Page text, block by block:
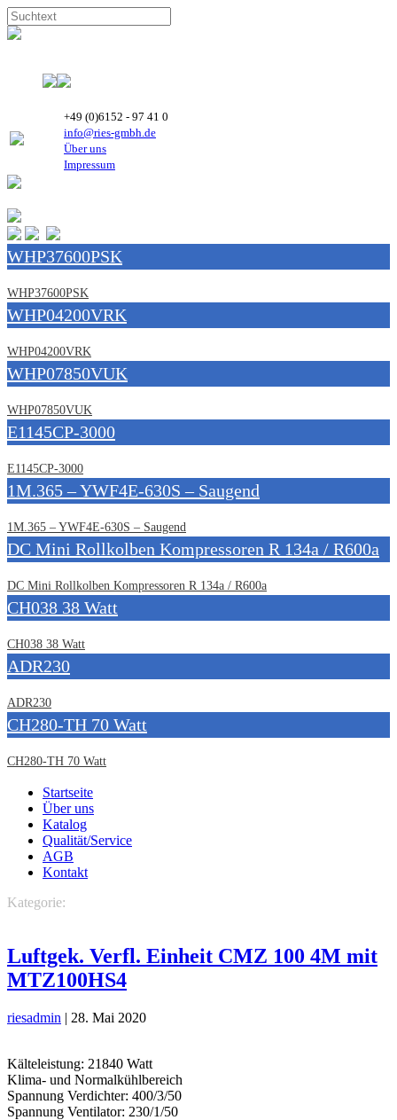
+49 (0)6152 - 97 41 0
info@ries-gmbh.de
Über uns
Impressum
WHP37600PSK
WHP37600PSK
WHP04200VRK
WHP04200VRK
WHP07850VUK
WHP07850VUK
E1145CP-3000
E1145CP-3000
1M.365 – YWF4E-630S – Saugend
1M.365 – YWF4E-630S – Saugend
DC Mini Rollkolben Kompressoren R 134a / R600a
DC Mini Rollkolben Kompressoren R 134a / R600a
CH038 38 Watt
CH038 38 Watt
ADR230
ADR230
CH280-TH 70 Watt
CH280-TH 70 Watt
Startseite
Über uns
Katalog
Qualität/Service
AGB
Kontakt
Kategorie:
Luftgek. Verfl. Einheit CMZ 100 4M mit
MTZ100HS4
riesadmin | 28. Mai 2020
Kälteleistung: 21840 Watt
Klima- und Normalkühlbereich
Spannung Verdichter: 400/3/50
Spannung Ventilator: 230/1/50